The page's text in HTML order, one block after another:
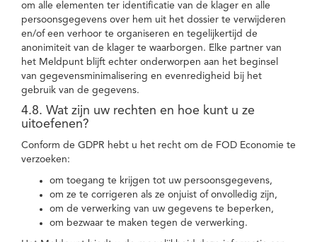
om alle elementen ter identificatie van de klager en alle
persoonsgegevens over hem uit het dossier te verwijderen
en/of een verhoor te organiseren en tegelijkertijd de
anonimiteit van de klager te waarborgen. Elke partner van
het Meldpunt blijft echter onderworpen aan het beginsel
van gegevensminimalisering en evenredigheid bij het
gebruik van de gegevens.
4.8. Wat zijn uw rechten en hoe kunt u ze
uitoefenen?
Conform de GDPR hebt u het recht om de FOD Economie te
verzoeken:
om toegang te krijgen tot uw persoonsgegevens,
om ze te corrigeren als ze onjuist of onvolledig zijn,
om de verwerking van uw gegevens te beperken,
om bezwaar te maken tegen de verwerking.